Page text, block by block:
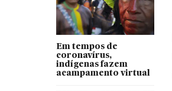
Em tempos de
coronavírus,
indígenas fazem
acampamento virtual